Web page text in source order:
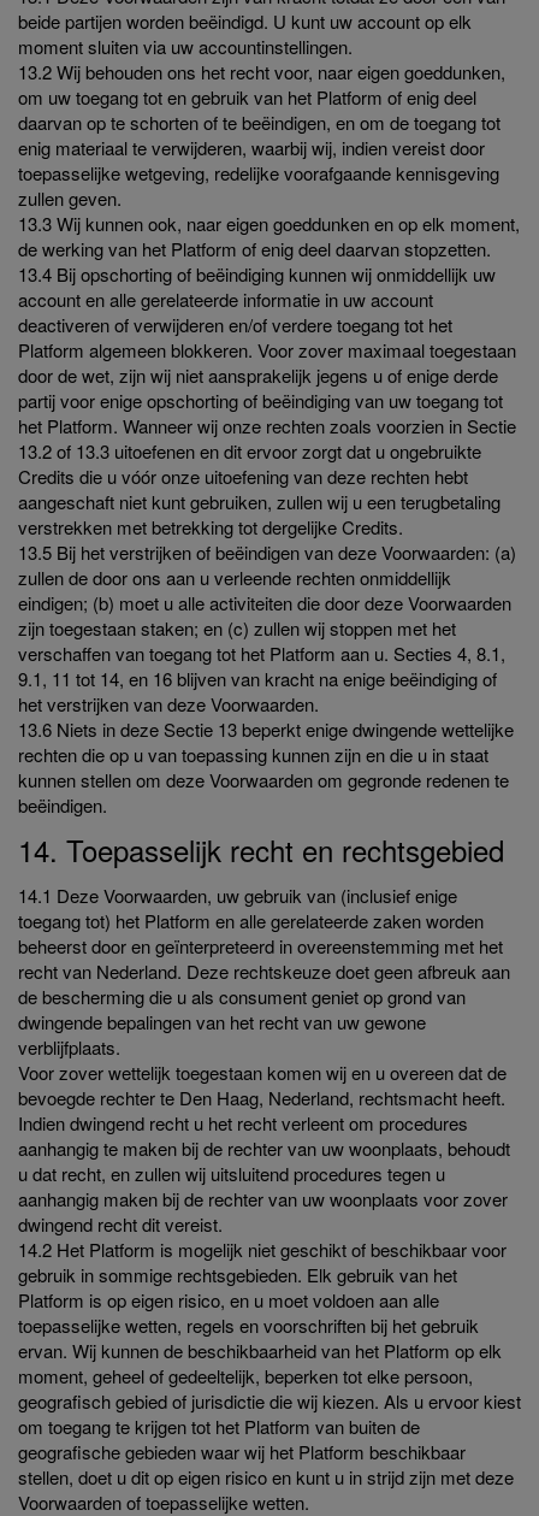
beide partijen worden beëindigd. U kunt uw account op elk
moment sluiten via uw accountinstellingen.
13.2 Wij behouden ons het recht voor, naar eigen goeddunken,
om uw toegang tot en gebruik van het Platform of enig deel
daarvan op te schorten of te beëindigen, en om de toegang tot
enig materiaal te verwijderen, waarbij wij, indien vereist door
toepasselijke wetgeving, redelijke voorafgaande kennisgeving
zullen geven.
13.3 Wij kunnen ook, naar eigen goeddunken en op elk moment,
de werking van het Platform of enig deel daarvan stopzetten.
13.4 Bij opschorting of beëindiging kunnen wij onmiddellijk uw
account en alle gerelateerde informatie in uw account
deactiveren of verwijderen en/of verdere toegang tot het
Platform algemeen blokkeren. Voor zover maximaal toegestaan
door de wet, zijn wij niet aansprakelijk jegens u of enige derde
partij voor enige opschorting of beëindiging van uw toegang tot
het Platform. Wanneer wij onze rechten zoals voorzien in Sectie
13.2 of 13.3 uitoefenen en dit ervoor zorgt dat u ongebruikte
Credits die u vóór onze uitoefening van deze rechten hebt
aangeschaft niet kunt gebruiken, zullen wij u een terugbetaling
verstrekken met betrekking tot dergelijke Credits.
13.5 Bij het verstrijken of beëindigen van deze Voorwaarden: (a)
zullen de door ons aan u verleende rechten onmiddellijk
eindigen; (b) moet u alle activiteiten die door deze Voorwaarden
zijn toegestaan staken; en (c) zullen wij stoppen met het
verschaffen van toegang tot het Platform aan u. Secties 4, 8.1,
9.1, 11 tot 14, en 16 blijven van kracht na enige beëindiging of
het verstrijken van deze Voorwaarden.
13.6 Niets in deze Sectie 13 beperkt enige dwingende wettelijke
rechten die op u van toepassing kunnen zijn en die u in staat
kunnen stellen om deze Voorwaarden om gegronde redenen te
beëindigen.
14. Toepasselijk recht en rechtsgebied
14.1 Deze Voorwaarden, uw gebruik van (inclusief enige
toegang tot) het Platform en alle gerelateerde zaken worden
beheerst door en geïnterpreteerd in overeenstemming met het
recht van Nederland. Deze rechtskeuze doet geen afbreuk aan
de bescherming die u als consument geniet op grond van
dwingende bepalingen van het recht van uw gewone
verblijfplaats.
Voor zover wettelijk toegestaan komen wij en u overeen dat de
bevoegde rechter te Den Haag, Nederland, rechtsmacht heeft.
Indien dwingend recht u het recht verleent om procedures
aanhangig te maken bij de rechter van uw woonplaats, behoudt
u dat recht, en zullen wij uitsluitend procedures tegen u
aanhangig maken bij de rechter van uw woonplaats voor zover
dwingend recht dit vereist.
14.2 Het Platform is mogelijk niet geschikt of beschikbaar voor
gebruik in sommige rechtsgebieden. Elk gebruik van het
Platform is op eigen risico, en u moet voldoen aan alle
toepasselijke wetten, regels en voorschriften bij het gebruik
ervan. Wij kunnen de beschikbaarheid van het Platform op elk
moment, geheel of gedeeltelijk, beperken tot elke persoon,
geografisch gebied of jurisdictie die wij kiezen. Als u ervoor kiest
om toegang te krijgen tot het Platform van buiten de
geografische gebieden waar wij het Platform beschikbaar
stellen, doet u dit op eigen risico en kunt u in strijd zijn met deze
Voorwaarden of toepasselijke wetten.